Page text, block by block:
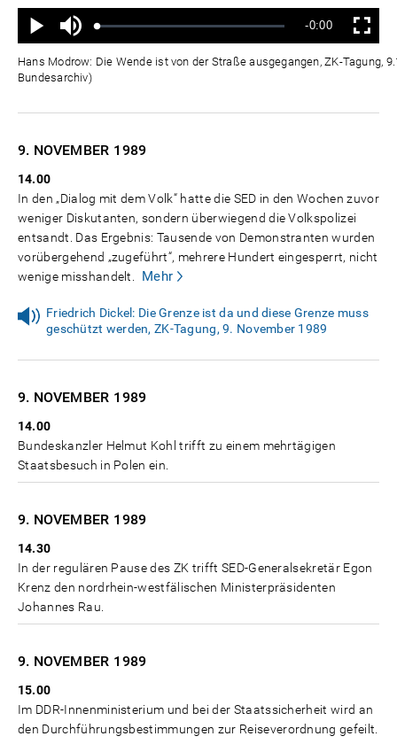
Wiedergabe
Ton
aus
Geladen:
Status:
Verbleibende
Zeit
-0:00 Vollbild
Hans Modrow: Die Wende ist von der Straße ausgegangen, ZK-Tagung,
Bundesarchiv)
9. NOVEMBER 1989
14.00
In den „Dialog mit dem Volk“ hatte die SED in den Wochen zuvor
weniger Diskutanten, sondern überwiegend die Volkspolizei
entsandt. Das Ergebnis: Tausende von Demonstranten wurden
vorübergehend „zugeführt“, mehrere Hundert eingesperrt, nicht
wenige misshandelt.
Mehr
Friedrich Dickel: Die Grenze ist da und diese Grenze muss
geschützt werden, ZK-Tagung, 9. November 1989
9. NOVEMBER 1989
14.00
Bundeskanzler Helmut Kohl trifft zu einem mehrtägigen
Staatsbesuch in Polen ein.
9. NOVEMBER 1989
14.30
In der regulären Pause des ZK trifft SED-Generalsekretär Egon
Krenz den nordrhein-westfälischen Ministerpräsidenten
Johannes Rau.
9. NOVEMBER 1989
15.00
Im DDR-Innenministerium und bei der Staatssicherheit wird an
den Durchführungsbestimmungen zur Reiseverordnung gefeilt.